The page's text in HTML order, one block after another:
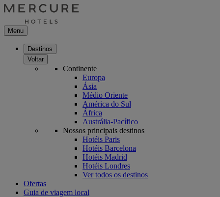
Menu
Destinos
Voltar
Continente
Europa
Ásia
Médio Oriente
América do Sul
África
Austrália-Pacífico
Nossos principais destinos
Hotéis Paris
Hotéis Barcelona
Hotéis Madrid
Hotéis Londres
Ver todos os destinos
Ofertas
Guia de viagem local